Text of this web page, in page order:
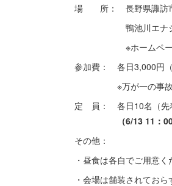
場 所： 長野県諏訪
鴨池川エナジーパ
※ホームページに
参加費： 各日3,000円（
※万が一の事故に備
定 員： 各日10名（先
（6/13 11：
その他：
・昼食は各自でご用意く
・会場は舗装されてお